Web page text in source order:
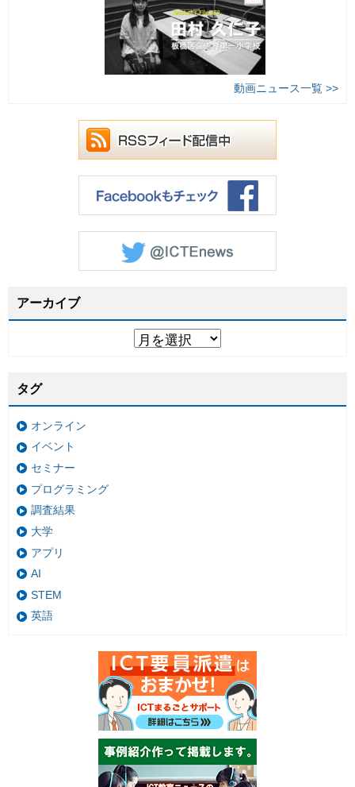
動画ニュース一覧 >>
アーカイブ
タグ
オンライン
イベント
セミナー
プログラミング
調査結果
大学
アプリ
AI
STEM
英語